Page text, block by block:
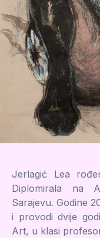
Jerlagić Lea
Diplomirala na
Sarajevu. Godine
i provodi dvije
Art, u klasi